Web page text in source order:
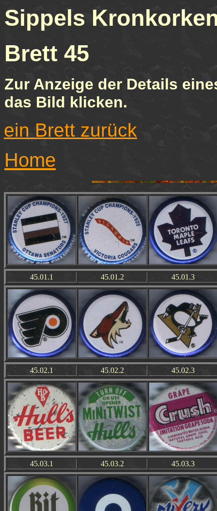
Sippels
Brett
Zur Anzeige der Details
das Bild klicken.
ein Brett zurück
Home
45.01.1 45.01.2 45.01.3
45.02.1 45.02.2 45.02.3
45.03.1 45.03.2 45.03.3